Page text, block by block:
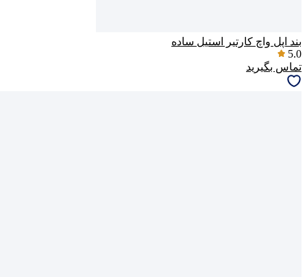
بند اپل واچ کارتیر استیل ساده
5.0
تماس بگیرید